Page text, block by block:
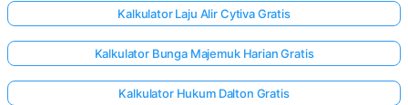
Kalkulator Laju Alir Cytiva Gratis
Kalkulator Bunga Majemuk Harian Gratis
Kalkulator Hukum Dalton Gratis